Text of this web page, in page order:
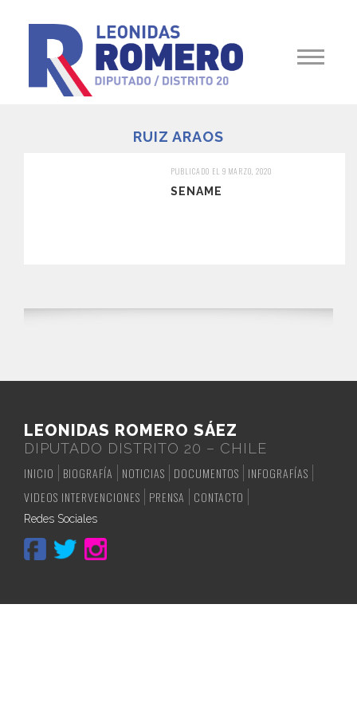
RUIZ ARAOS
PUBLICADO EL 9 MARZO, 2020
SENAME
LEONIDAS ROMERO SÁEZ
DIPUTADO DISTRITO 20 – CHILE
INICIO
BIOGRAFÍA NOTICIAS DOCUMENTOS
INFOGRAFÍAS
VIDEOS INTERVENCIONES
PRENSA CONTACTO
Redes Sociales